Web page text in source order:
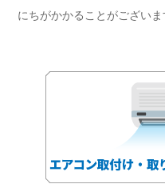
にちがかかることがございま